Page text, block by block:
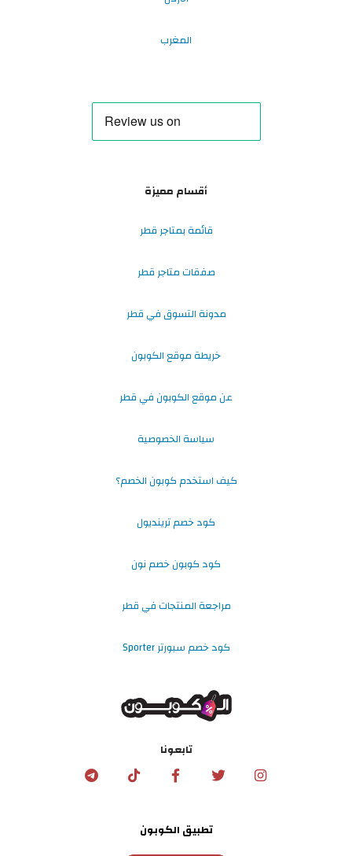
المغرب
أقسام مميزة
قائمة بمتاجر قطر
صفقات متاجر قطر
مدونة التسوق في قطر
خريطة موقع الكوبون
عن موقع الكوبون في قطر
سياسة الخصوصية
كيف استخدم كوبون الخصم؟
كود خصم ترينديول
كود كوبون خصم نون
مراجعة المنتجات في قطر
كود خصم سبورتر Sporter
تابعونا
تطبيق الكوبون